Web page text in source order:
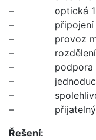
– optická
– připojení
– provoz
– rozdělení do
– podpora
– jednoduchá
– spolehlivost
– přijatelný
Řešení: